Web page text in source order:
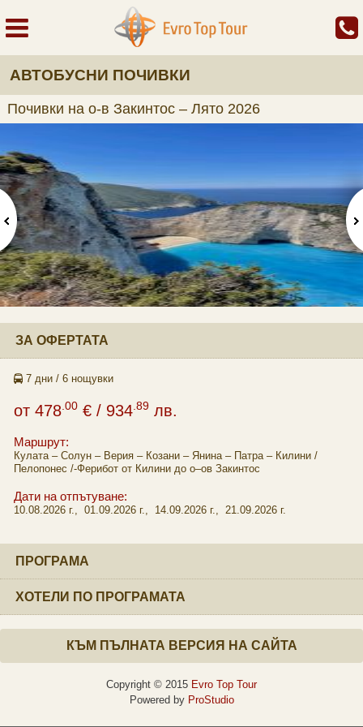
АВТОБУСНИ ПОЧИВКИ
Почивки на о-в Закинтос – Лято 2026
ЗА ОФЕРТАТА
7 дни / 6 нощувки
от 478 .00 € / 934 .89 лв.
Маршрут:
Кулата – Солун – Верия – Козани – Янина – Патра – Килини /
Пелопонес /-Ферибот от Килини до о–ов Закинтос
Дати на отпътуване:
10.08.2026 г., 01.09.2026 г., 14.09.2026 г., 21.09.2026 г.
ПРОГРАМА
ХОТЕЛИ ПО ПРОГРАМАТА
КЪМ ПЪЛНАТА ВЕРСИЯ НА САЙТА
Copyright © 2015 Evro Top Tour
Powered by ProStudio